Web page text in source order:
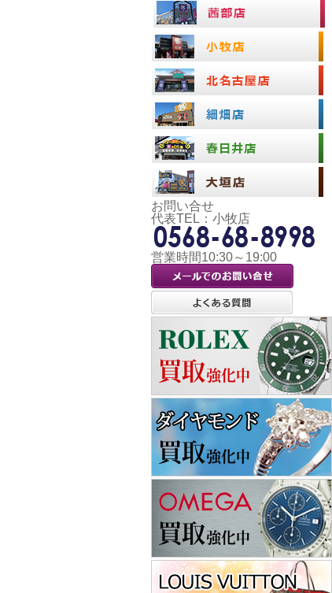
お問い合せ
代表TEL：小牧店
営業時間10:30～19:00